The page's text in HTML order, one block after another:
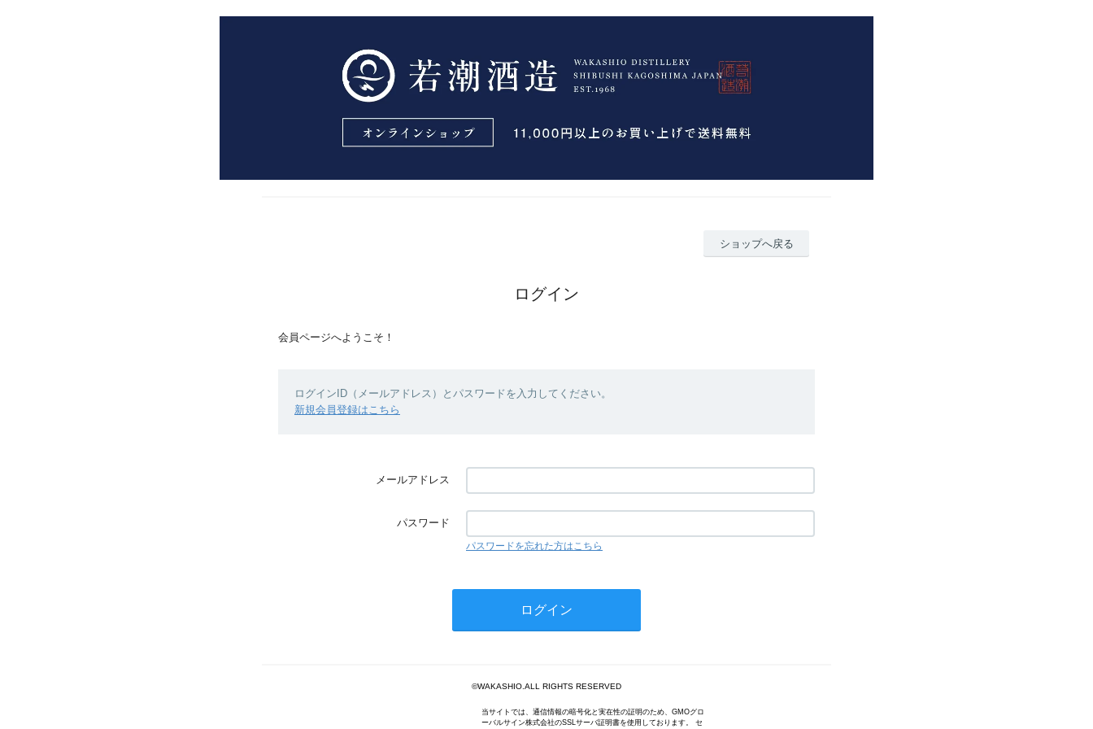
ショップへ戻る
ログイン
会員ページへようこそ！
ログインID（メールアドレス）とパスワードを入力してください。
新規会員登録はこちら
メールアドレス
パスワード
パスワードを忘れた方はこちら
©WAKASHIO.ALL RIGHTS RESERVED
当サイトでは、通信情報の暗号化と実在性の証明のため、GMOグロ
ーバルサイン株式会社のSSLサーバ証明書を使用しております。 セ